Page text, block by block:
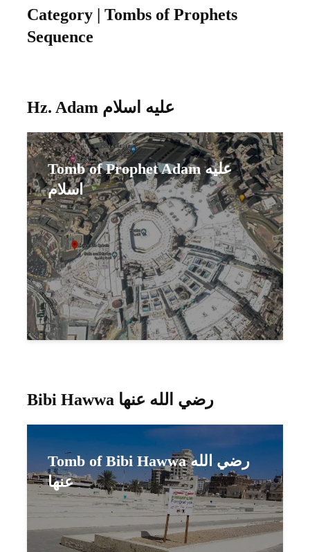
Category | Tombs of Prophets
Sequence
Hz. Adam عليه اسلام
Tomb of Prophet Adam عليه
اسلام
Bibi Hawwa رضي الله عنها
Tomb of Bibi Hawwa رضي الله
عنها